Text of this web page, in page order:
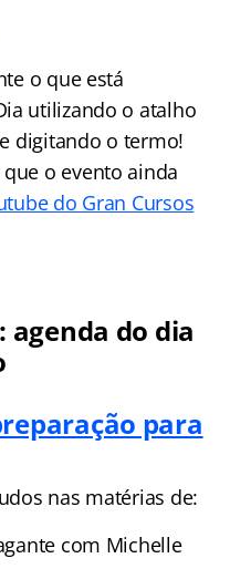
o que está
utilizando o atalho
digitando o termo!
o evento ainda
do Gran Cursos
agenda do dia
para
nas matérias de:
com Michelle